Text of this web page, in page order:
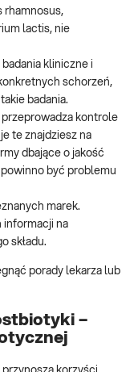
rhamnosus,
lactis, nie
kliniczne i
schorzeń,
badania.
kontrole
te znajdziesz na
dbające o jakość
być problemu
marek.
informacji na
składu.
porady lekarza lub
–